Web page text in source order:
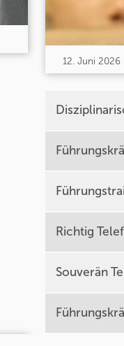
12. Juni 2026
Richtig
Souverän